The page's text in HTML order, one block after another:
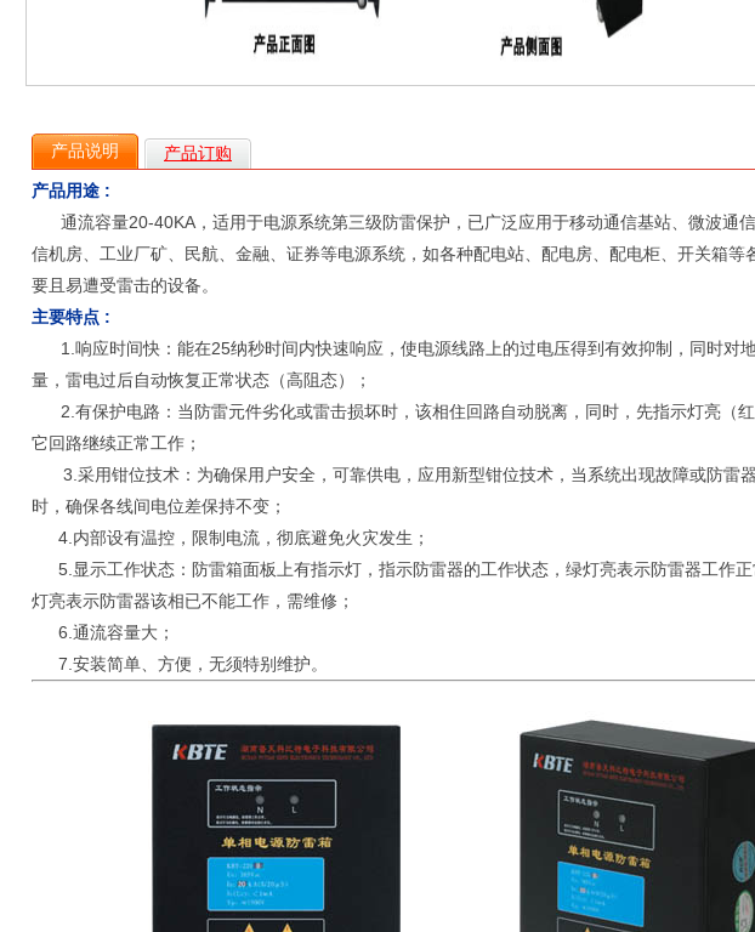
产品说明
产品订购
产品用途 :
通流容量20-40KA，适用于电源系统第三级防雷保护，已广泛应用于移动通信基站、微波通
信机房、工业厂矿、民航、金融、证券等电源系统，如各种配电站、配电房、配电柜、开关箱等
要且易遭受雷击的设备。
主要特点 :
1.响应时间快：能在25纳秒时间内快速响应，使电源线路上的过电压得到有效抑制，同时对
量，雷电过后自动恢复正常状态（高阻态）；
2.有保护电路：当防雷元件劣化或雷击损坏时，该相住回路自动脱离，同时，先指示灯亮（
它回路继续正常工作；
3.采用钳位技术：为确保用户安全，可靠供电，应用新型钳位技术，当系统出现故障或防雷
时，确保各线间电位差保持不变；
4.内部设有温控，限制电流，彻底避免火灾发生；
5.显示工作状态：防雷箱面板上有指示灯，指示防雷器的工作状态，绿灯亮表示防雷器工作正
灯亮表示防雷器该相已不能工作，需维修；
6.通流容量大；
7.安装简单、方便，无须特别维护。